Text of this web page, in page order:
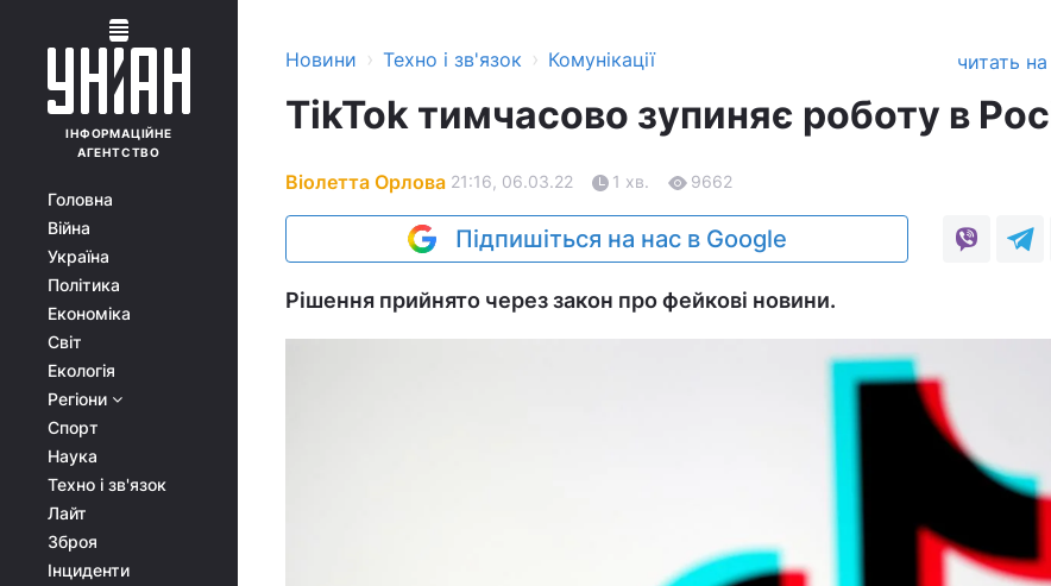
ІНФОРМАЦІЙНЕ
АГЕНТСТВО
Головна
Війна
Україна
Політика
Економіка
Світ
Екологія
Регіони
Спорт
Наука
Техно і зв'язок
Лайт
Зброя
Інциденти
Новини › Техно і зв'язок › Комунікації читать
TikTok тимчасово зупиняє роботу в
Віолетта Орлова 21:16, 06.03.22 1 хв. 9662
Підпишіться на нас в Google
Рішення прийнято через закон про фейкові новини.